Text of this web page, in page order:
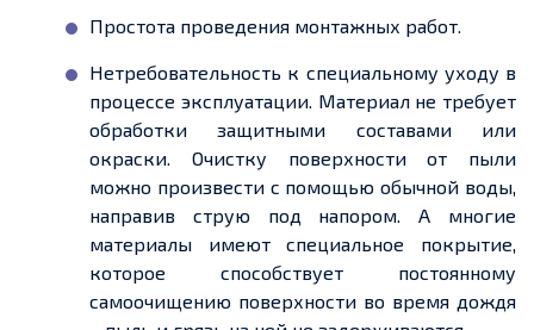
Простота проведения монтажных работ.
Нетребовательность к специальному уходу в
процессе эксплуатации. Материал не требует
обработки защитными составами или
окраски. Очистку поверхности от пыли
можно произвести с помощью обычной воды,
направив струю под напором. А многие
материалы имеют специальное покрытие,
которое способствует постоянному
самоочищению поверхности во время дождя